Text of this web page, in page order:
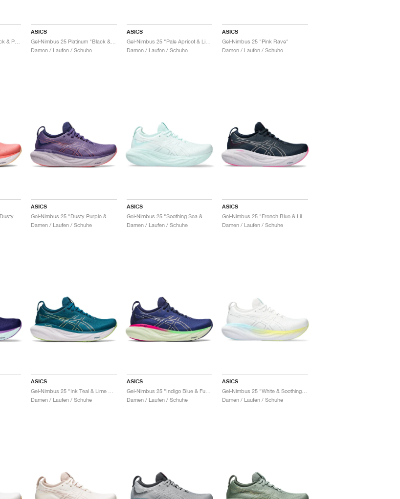
ASICS
Damen / Laufen / Schuhe
ASICS
Gel-Nimbus 25 "Pale Apricot & Light Garnet"
Damen / Laufen / Schuhe
ASICS
Gel-Nimbus 25 "Pink Rave"
Damen / Laufen / Schuhe
ASICS
Damen / Laufen / Schuhe
ASICS
Damen / Laufen / Schuhe
ASICS
Damen / Laufen / Schuhe
ASICS
Damen / Laufen / Schuhe
ASICS
Gel-Nimbus 25 "Indigo Blue & Fuchsia"
Damen / Laufen / Schuhe
ASICS
Damen / Laufen / Schuhe